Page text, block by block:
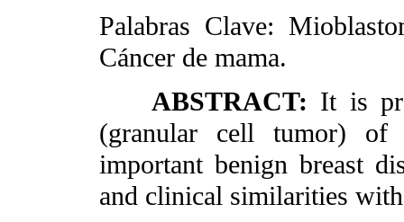
Palabras Clave:
Cáncer de mama.
ABSTRACT: It is
(granular cell tumor) of
important benign breast
and clinical similarities with